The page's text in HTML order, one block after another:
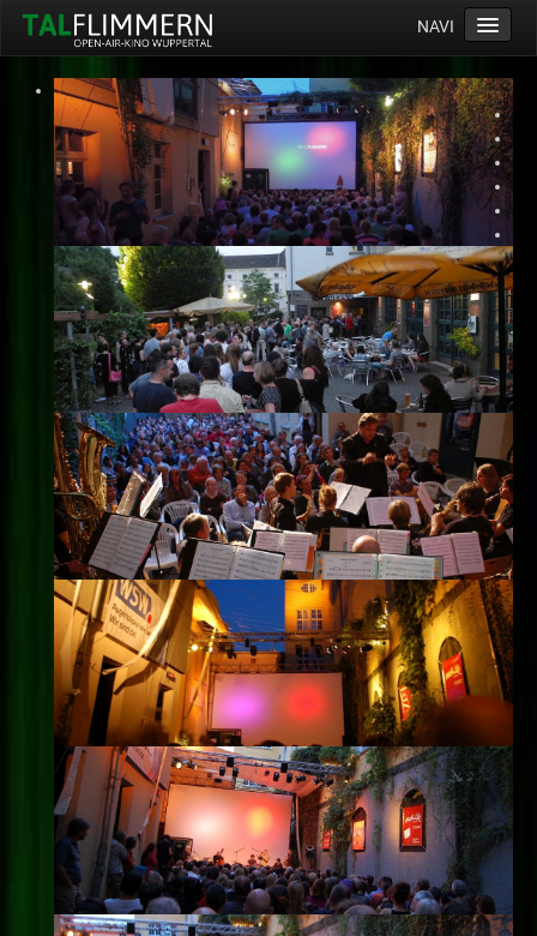
NAVI
Home
Programm
Service
Ticketinfos
Ort
Anreise
Wetter
Kinogutschein
Konzept
Archiv
Kontakt
Impressum
Datenschutz